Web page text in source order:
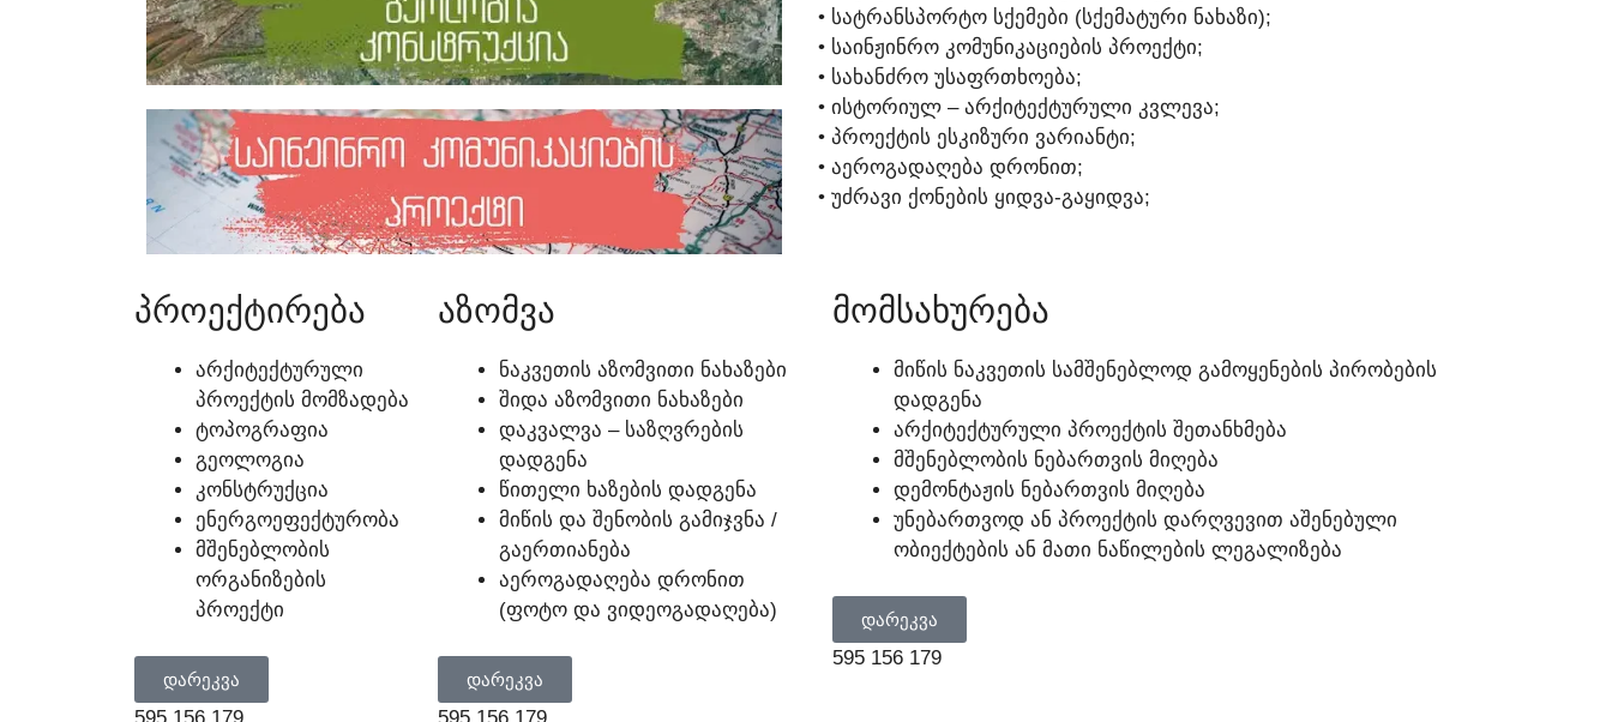
• ᲡᲐᲢᲠᲐᲜᲡᲞᲝᲠᲢᲝ ᲡᲥᲔᲛᲔᲑᲘ (ᲡᲥᲔᲛᲐᲢᲣᲠᲘ ᲜᲐᲮᲐᲖᲘ);
• ᲡᲐᲘᲜᲟᲘᲜᲠᲝ ᲙᲝᲛᲣᲜᲘᲙᲐᲪᲘᲔᲑᲘᲡ ᲞᲠᲝᲔᲥᲢᲘ;
• ᲡᲐᲮᲐᲜᲫᲠᲝ ᲣᲡᲐᲤᲠᲗᲮᲝᲔᲑᲐ;
• ᲘᲡᲢᲝᲠᲘᲣᲚ – ᲐᲠᲥᲘᲢᲔᲥᲢᲣᲠᲣᲚᲘ ᲙᲕᲚᲔᲕᲐ;
• ᲞᲠᲝᲔᲥᲢᲘᲡ ᲔᲡᲙᲘᲖᲣᲠᲘ ᲕᲐᲠᲘᲐᲜᲢᲘ;
• ᲐᲔᲠᲝᲒᲐᲓᲐᲦᲔᲑᲐ ᲓᲠᲝᲜᲘᲗ;
• ᲣᲫᲠᲐᲕᲘ ᲥᲝᲜᲔᲑᲘᲡ ᲧᲘᲓᲕᲐ-ᲒᲐᲧᲘᲓᲕᲐ;
ᲞᲠᲝᲔᲥᲢᲘᲠᲔᲑᲐ
ᲐᲠᲥᲘᲢᲔᲥᲢᲣᲠᲣᲚᲘ
ᲞᲠᲝᲔᲥᲢᲘᲡ ᲛᲝᲛᲖᲐᲓᲔᲑᲐ
ᲢᲝᲞᲝᲒᲠᲐᲤᲘᲐ
ᲒᲔᲝᲚᲝᲒᲘᲐ
ᲙᲝᲜᲡᲢᲠᲣᲥᲪᲘᲐ
ᲔᲜᲔᲠᲒᲝᲔᲤᲔᲥᲢᲣᲠᲝᲑᲐ
ᲛᲨᲔᲜᲔᲑᲚᲝᲑᲘᲡ
ᲝᲠᲒᲐᲜᲘᲖᲔᲑᲘᲡ
ᲞᲠᲝᲔᲥᲢᲘ
ᲓᲐᲠᲔᲙᲕᲐ
ᲐᲖᲝᲛᲕᲐ
ᲜᲐᲙᲕᲔᲗᲘᲡ ᲐᲖᲝᲛᲕᲘᲗᲘ ᲜᲐᲮᲐᲖᲔᲑᲘ
ᲨᲘᲓᲐ ᲐᲖᲝᲛᲕᲘᲗᲘ ᲜᲐᲮᲐᲖᲔᲑᲘ
ᲓᲐᲙᲕᲐᲚᲕᲐ – ᲡᲐᲖᲦᲕᲠᲔᲑᲘᲡ
ᲓᲐᲓᲒᲔᲜᲐ
ᲬᲘᲗᲔᲚᲘ ᲮᲐᲖᲔᲑᲘᲡ ᲓᲐᲓᲒᲔᲜᲐ
ᲛᲘᲬᲘᲡ ᲓᲐ ᲨᲔᲜᲝᲑᲘᲡ ᲒᲐᲛᲘᲯᲕᲜᲐ /
ᲒᲐᲔᲠᲗᲘᲐᲜᲔᲑᲐ
ᲐᲔᲠᲝᲒᲐᲓᲐᲦᲔᲑᲐ ᲓᲠᲝᲜᲘᲗ
(ᲤᲝᲢᲝ ᲓᲐ ᲕᲘᲓᲔᲝᲒᲐᲓᲐᲦᲔᲑᲐ)
ᲓᲐᲠᲔᲙᲕᲐ
ᲛᲝᲛᲡᲐᲮᲣᲠᲔᲑᲐ
ᲛᲘᲬᲘᲡ ᲜᲐᲙᲕᲔᲗᲘᲡ ᲡᲐᲛᲨᲔᲜᲔᲑᲚᲝᲓ ᲒᲐᲛᲝᲧᲔᲜᲔᲑᲘᲡ ᲞᲘᲠᲝᲑᲔᲑᲘᲡ
ᲓᲐᲓᲒᲔᲜᲐ
ᲐᲠᲥᲘᲢᲔᲥᲢᲣᲠᲣᲚᲘ ᲞᲠᲝᲔᲥᲢᲘᲡ ᲨᲔᲗᲐᲜᲮᲛᲔᲑᲐ
ᲛᲨᲔᲜᲔᲑᲚᲝᲑᲘᲡ ᲜᲔᲑᲐᲠᲗᲕᲘᲡ ᲛᲘᲦᲔᲑᲐ
ᲓᲔᲛᲝᲜᲢᲐᲟᲘᲡ ᲜᲔᲑᲐᲠᲗᲕᲘᲡ ᲛᲘᲦᲔᲑᲐ
ᲣᲜᲔᲑᲐᲠᲗᲕᲝᲓ ᲐᲜ ᲞᲠᲝᲔᲥᲢᲘᲡ ᲓᲐᲠᲦᲕᲔᲕᲘᲗ ᲐᲨᲔᲜᲔᲑᲣᲚᲘ
ᲝᲑᲘᲔᲥᲢᲔᲑᲘᲡ ᲐᲜ ᲛᲐᲗᲘ ᲜᲐᲬᲘᲚᲔᲑᲘᲡ ᲚᲔᲒᲐᲚᲘᲖᲔᲑᲐ
ᲓᲐᲠᲔᲙᲕᲐ
595 156 179